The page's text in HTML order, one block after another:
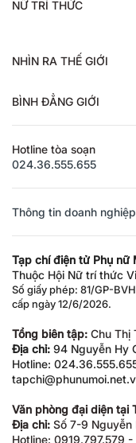
NỮ TRÍ THỨC
NHÌN RA THẾ GIỚI
BÌNH ĐẲNG GIỚI
Hotline tòa soạn
024.36.555.655
Thông tin doanh nghiệp
Tạp chí điện tử Phụ nữ
Thuộc Hội Nữ trí thức
Số giấy phép: 81/GP-
cấp ngày 12/6/2026.
Tổng biên tập: Chu Thị
Địa chỉ: 94 Nguyễn Hy
Hotline:
Văn phòng đại diện tại
Địa chỉ: Số 7-9 Nguyễn